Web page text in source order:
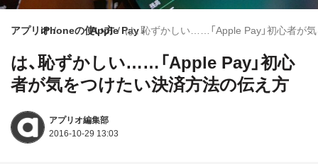
アプリオiPhoneの使い方Apple Payは、恥ずかしい……「Apple Pay」初心者が
は、恥ずかしい……「Apple Pay」初心
者が気をつけたい決済方法の伝え方
アプリオ編集部
2016-10-29 13:03